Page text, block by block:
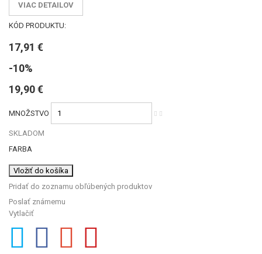
VIAC DETAILOV
KÓD PRODUKTU:
17,91 €
-10%
19,90 €
MNOŽSTVO
SKLADOM
FARBA
Vložiť do košíka
Pridať do zoznamu obľúbených produktov
Poslať známemu
Vytlačiť